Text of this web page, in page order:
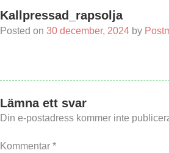
Kallpressad_rapsolja
Posted on 30 december, 2024 by
Lämna ett svar
Din e-postadress kommer inte
Kommentar *